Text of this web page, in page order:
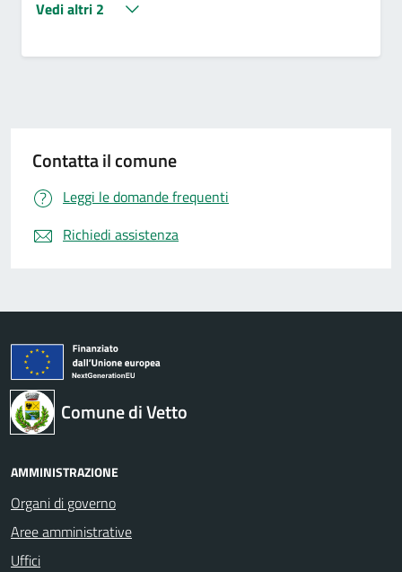
Vedi altri 2
Contatta il comune
Leggi le domande frequenti
Richiedi assistenza
Comune di Vetto
AMMINISTRAZIONE
Organi di governo
Aree amministrative
Uffici